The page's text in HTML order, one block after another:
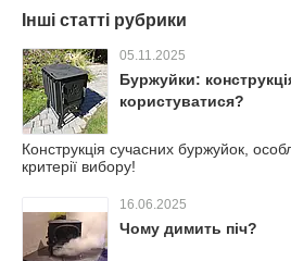
Інші статті рубрики
05.11.2025
Буржуйки:
користуватися?
Конструкція сучасних буржуйок,
критерії вибору!
16.06.2025
Чому димить піч?